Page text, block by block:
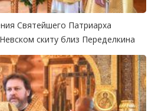
Святейшего Патриарха
скиту близ Переделкина